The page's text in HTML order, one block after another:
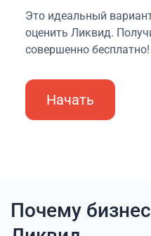
Это идеальный
оценить Ликвид.
совершенно бесплатно!
Начать
Почему